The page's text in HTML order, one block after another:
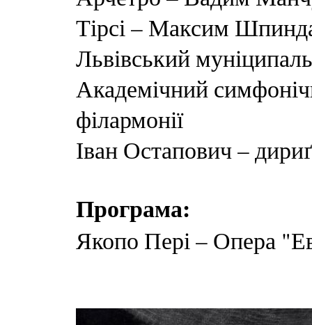
Тірсі – Максим
Львівський
Академічний
філармонії
Іван Остапович –
Програма:
Якопо Пері – Опера